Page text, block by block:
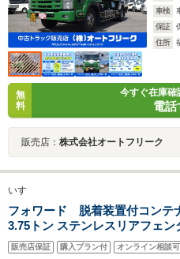
車検
保証
住所
無
料
今すぐ在庫確
電話
販売店： 株式会社オートフリーク
いすゞ
フォワード 脱着装置付コンテ
3.75トン ステンレスリアフェン
販売店保証 購入プラン付 オンライン相談可